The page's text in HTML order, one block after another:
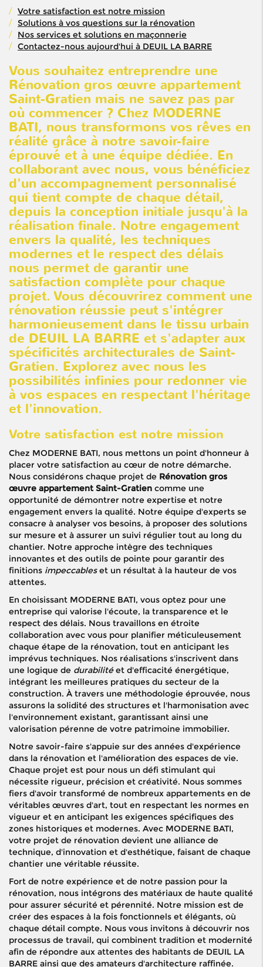
Votre satisfaction est notre mission
Solutions à vos questions sur la rénovation
Nos services et solutions en maçonnerie
Contactez-nous aujourd'hui à DEUIL LA BARRE
Vous souhaitez entreprendre une
Rénovation gros œuvre appartement
Saint-Gratien mais ne savez pas par
où commencer ? Chez MODERNE
BATI, nous transformons vos rêves en
réalité grâce à notre savoir-faire
éprouvé et à une équipe dédiée. En
collaborant avec nous, vous bénéficiez
d'un accompagnement personnalisé
qui tient compte de chaque détail,
depuis la conception initiale jusqu'à la
réalisation finale. Notre engagement
envers la qualité, les techniques
modernes et le respect des délais
nous permet de garantir une
satisfaction complète pour chaque
projet. Vous découvrirez comment une
rénovation réussie peut s'intégrer
harmonieusement dans le tissu urbain
de DEUIL LA BARRE et s'adapter aux
spécificités architecturales de Saint-
Gratien. Explorez avec nous les
possibilités infinies pour redonner vie
à vos espaces en respectant l'héritage
et l'innovation.
Votre satisfaction est notre mission
Chez MODERNE BATI, nous mettons un point d'honneur à
placer votre satisfaction au cœur de notre démarche.
Nous considérons chaque projet de Rénovation gros
œuvre appartement Saint-Gratien comme une
opportunité de démontrer notre expertise et notre
engagement envers la qualité. Notre équipe d'experts se
consacre à analyser vos besoins, à proposer des solutions
sur mesure et à assurer un suivi régulier tout au long du
chantier. Notre approche intègre des techniques
innovantes et des outils de pointe pour garantir des
finitions impeccableset un résultat à la hauteur de vos
attentes.
En choisissant MODERNE BATI, vous optez pour une
entreprise qui valorise l'écoute, la transparence et le
respect des délais. Nous travaillons en étroite
collaboration avec vous pour planifier méticuleusement
chaque étape de la rénovation, tout en anticipant les
imprévus techniques. Nos réalisations s'inscrivent dans
une logique de durabilitéet d'efficacité énergétique,
intégrant les meilleures pratiques du secteur de la
construction. À travers une méthodologie éprouvée, nous
assurons la solidité des structures et l'harmonisation avec
l'environnement existant, garantissant ainsi une
valorisation pérenne de votre patrimoine immobilier.
Notre savoir-faire s'appuie sur des années d'expérience
dans la rénovation et l'amélioration des espaces de vie.
Chaque projet est pour nous un défi stimulant qui
nécessite rigueur, précision et créativité. Nous sommes
fiers d'avoir transformé de nombreux appartements en de
véritables œuvres d'art, tout en respectant les normes en
vigueur et en anticipant les exigences spécifiques des
zones historiques et modernes. Avec MODERNE BATI,
votre projet de rénovation devient une alliance de
technique, d'innovation et d'esthétique, faisant de chaque
chantier une véritable réussite.
Fort de notre expérience et de notre passion pour la
rénovation, nous intégrons des matériaux de haute qualité
pour assurer sécurité et pérennité. Notre mission est de
créer des espaces à la fois fonctionnels et élégants, où
chaque détail compte. Nous vous invitons à découvrir nos
processus de travail, qui combinent tradition et modernité
afin de répondre aux attentes des habitants de DEUIL LA
BARRE ainsi que des amateurs d'architecture raffinée.